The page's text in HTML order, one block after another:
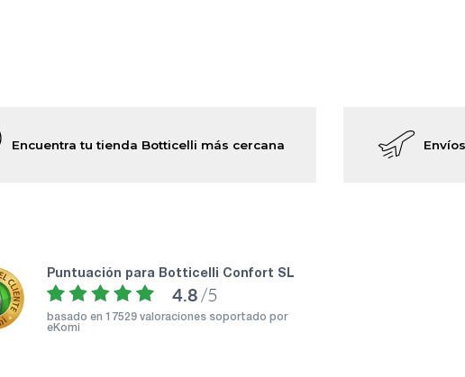
Encuentra tu tienda Botticelli más cercana
puntuación para Botticelli Confort SL
4.8 /5
basado en 17529 valoraciones soportado por
eKomi